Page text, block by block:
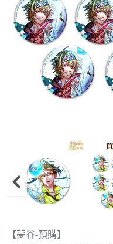
Item
【夢谷-預購】